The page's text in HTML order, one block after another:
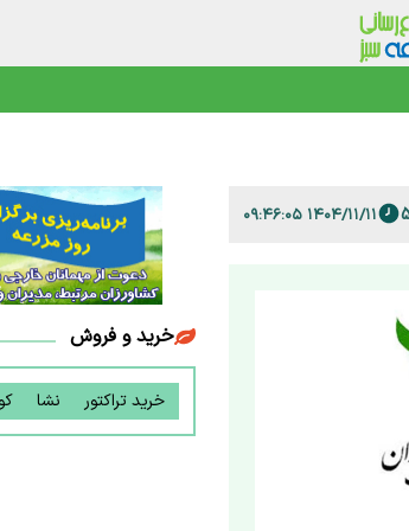
۱۴۰۴/۱۱/۱۱ ۰۹:۴۶:۰۵
خرید و فروش
خرید تراکتور نشا